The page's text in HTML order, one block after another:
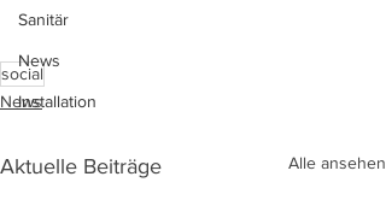
Sanitär
News
Installation
social
News
Aktuelle Beiträge Alle ansehen